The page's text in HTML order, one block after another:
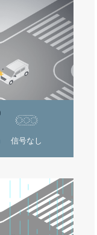
信号なし